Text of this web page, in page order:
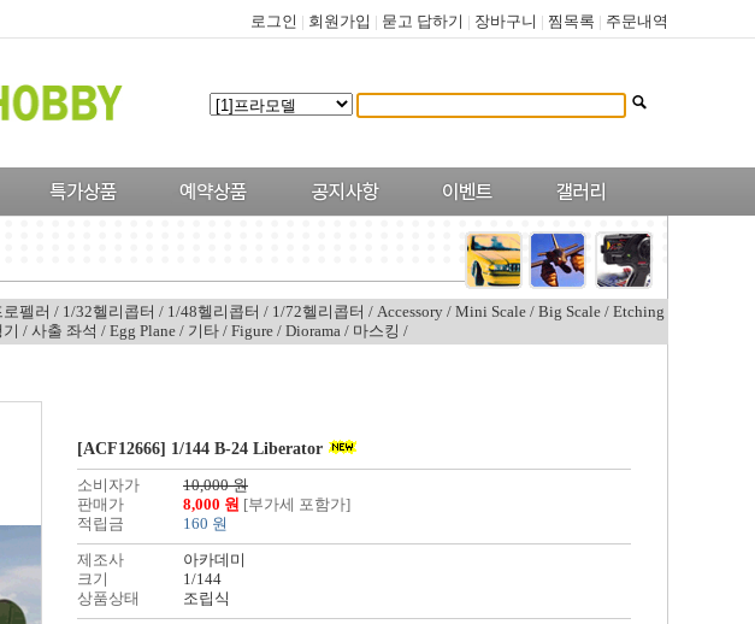
로그인 | 회원가입 | 묻고 답하기 | 장바구니 | 찜목록 | 주문내역
펠러 / 1/32헬리콥터 / 1/48헬리콥터 / 1/72헬리콥터 / Accessory / Mini Scale / Big Scale / Etching
/ 사출 좌석 / Egg Plane / 기타 / Figure / Diorama / 마스킹 /
[ACF12666] 1/144 B-24 Liberator
소비자가
10,000 원
판매가
8,000 원 [부가세 포함가]
적립금
160 원
제조사
아카데미
크기
1/144
상품상태
조립식